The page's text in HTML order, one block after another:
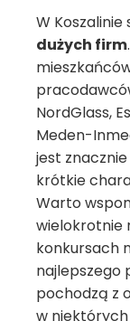
W Koszalinie
dużych firm
NordGlass,
Meden-
jest
krótkie
Warto
wielokrotnie
konkursach
najlepszego
pochodzą z
w